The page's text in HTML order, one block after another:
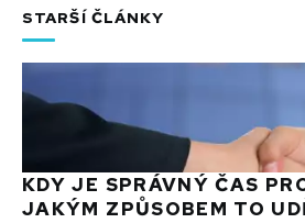
STARŠÍ ČLÁNKY
KDY JE SPRÁVNÝ ČAS
JAKÝM ZPŮSOBEM TO